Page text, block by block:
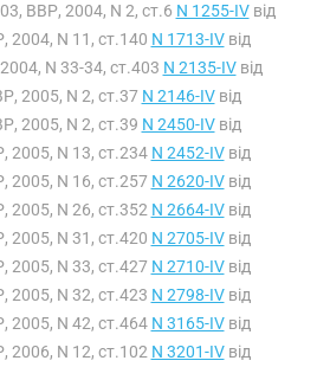
ВВР, 2004, N 2, ст.6 N 1255-IVвід
2004, N 11, ст.140 N 1713-IVвід
N 33-34, ст.403 N 2135-IVвід
2005, N 2, ст.37 N 2146-IVвід
2005, N 2, ст.39 N 2450-IVвід
2005, N 13, ст.234 N 2452-IVвід
2005, N 16, ст.257 N 2620-IVвід
2005, N 26, ст.352 N 2664-IVвід
2005, N 31, ст.420 N 2705-IVвід
2005, N 33, ст.427 N 2710-IVвід
2005, N 32, ст.423 N 2798-IVвід
2005, N 42, ст.464 N 3165-IVвід
2006, N 12, ст.102 N 3201-IVвід